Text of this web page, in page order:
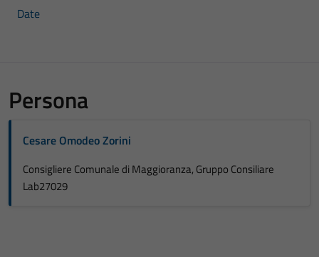
Date
Persona
Cesare Omodeo Zorini
Consigliere Comunale di Maggioranza, Gruppo Consiliare
Lab27029